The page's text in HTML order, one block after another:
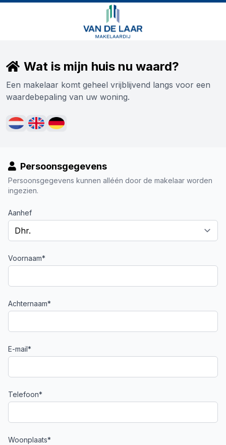
Wat is mijn huis nu waard?
Een makelaar komt geheel vrijblijvend langs voor een
waardebepaling van uw woning.
Persoonsgegevens
Persoonsgegevens kunnen alléén door de makelaar worden
ingezien.
Aanhef
Voornaam*
Achternaam*
E-mail*
Telefoon*
Woonplaats*